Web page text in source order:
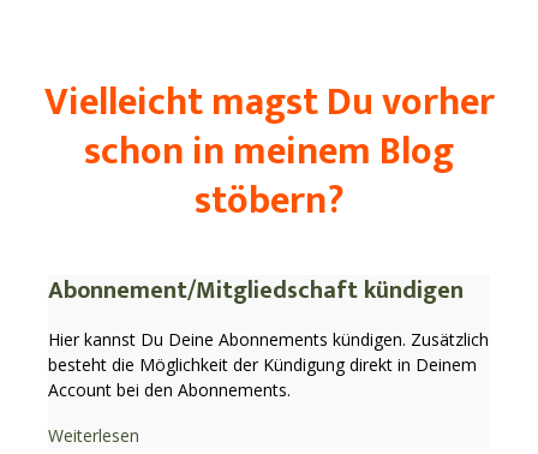
Vielleicht magst Du vorher
schon in meinem Blog
stöbern?
Abonnement/Mitgliedschaft kündigen
Hier kannst Du Deine Abonnements kündigen. Zusätzlich
besteht die Möglichkeit der Kündigung direkt in Deinem
Account bei den Abonnements.
Weiterlesen